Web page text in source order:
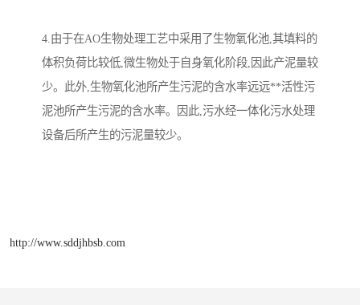
4.由于在AO生物处理工艺中采用了生物氧化池,其填料的
体积负荷比较低,微生物处于自身氧化阶段,因此产泥量较
少。此外,生物氧化池所产生污泥的含水率远远**活性污
泥池所产生污泥的含水率。因此,污水经一体化污水处理
设备后所产生的污泥量较少。
http://www.sddjhbsb.com